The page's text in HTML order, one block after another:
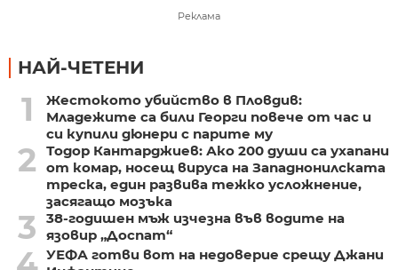
Реклама
НАЙ-ЧЕТЕНИ
1
Жестокото убийство в Пловдив:
Младежите са били Георги повече от час и
си купили дюнери с парите му
2
Тодор Кантарджиев: Ако 200 души са ухапани
от комар, носещ вируса на Западнонилската
треска, един развива тежко усложнение,
засягащо мозъка
3
38-годишен мъж изчезна във водите на
язовир „Доспат“
УЕФА готви вот на недоверие срещу Джани